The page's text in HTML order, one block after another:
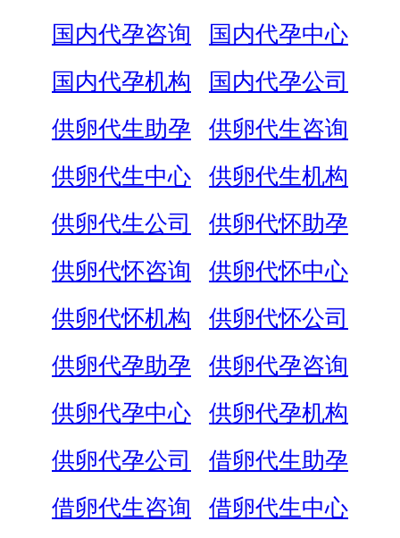
国内代孕咨询
国内代孕中心
国内代孕机构
国内代孕公司
供卵代生助孕
供卵代生咨询
供卵代生中心
供卵代生机构
供卵代生公司
供卵代怀助孕
供卵代怀咨询
供卵代怀中心
供卵代怀机构
供卵代怀公司
供卵代孕助孕
供卵代孕咨询
供卵代孕中心
供卵代孕机构
供卵代孕公司
借卵代生助孕
借卵代生咨询
借卵代生中心